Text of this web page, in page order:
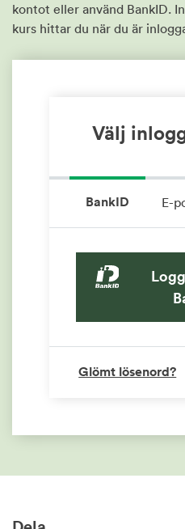
kontot eller använd BankID.
kurs hittar du när du är
Välj
BankID E-
Glömt lösenord?